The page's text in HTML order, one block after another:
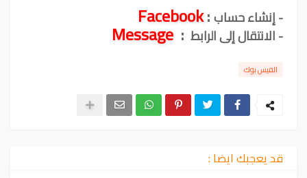
- إنشاء حساب:
Facebook
- الانتقال إلى الرابط :
Message
الفيس بوك
قد يعجبك ايضا :